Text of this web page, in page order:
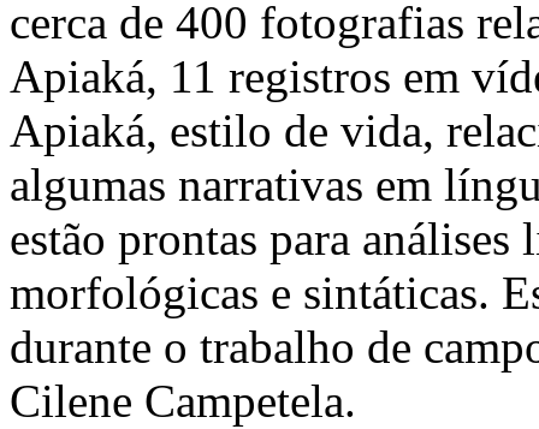
cerca de 400 fotografias
Apiaká, 11 registros em
Apiaká, estilo de vida,
algumas narrativas em
estão prontas para
morfológicas e sintáticas.
durante o trabalho de
Cilene Campetela.